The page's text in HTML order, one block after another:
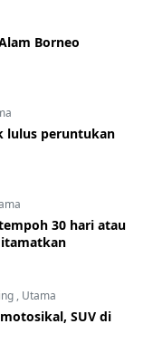
Borneo
lulus peruntukan
30 hari atau
, Utama
SUV di